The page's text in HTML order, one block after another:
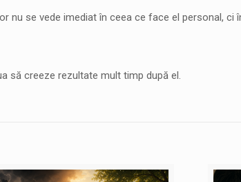
nu se vede imediat în ceea ce face el personal,
să creeze rezultate mult timp după el.